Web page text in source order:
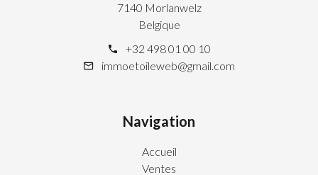
7140 Morlanwelz
Belgique
+32 498 01 00 10
immoetoileweb@gmail.com
Navigation
Accueil
Ventes